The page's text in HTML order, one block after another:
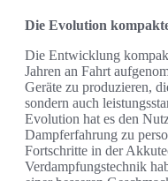
Die Evolution
Die Entwicklung
Jahren an Fahrt
Geräte zu produzieren,
sondern auch
Evolution hat es den
Dampferfahrung zu
Fortschritte in der
Verdampfungstechnik